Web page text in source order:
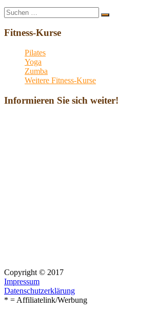
Suche
nach:
Suchen
Fitness-Kurse
Pilates
Yoga
Zumba
Weitere Fitness-Kurse
Informieren Sie sich weiter!
Copyright © 2017
Impressum
Datenschutzerklärung
* = Affiliatelink/Werbung